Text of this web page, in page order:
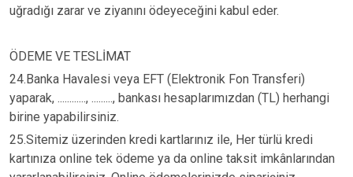
uğradığı zarar ve ziyanını ödeyeceğini kabul eder.
ÖDEME VE TESLİMAT
24.Banka Havalesi veya EFT (Elektronik Fon Transferi)
yaparak, ............, ........., bankası hesaplarımızdan (TL) herhangi
birine yapabilirsiniz.
25.Sitemiz üzerinden kredi kartlarınız ile, Her türlü kredi
kartınıza online tek ödeme ya da online taksit imkânlarından